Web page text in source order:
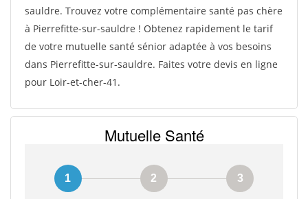
sauldre. Trouvez votre complémentaire santé pas chère
à Pierrefitte-sur-sauldre ! Obtenez rapidement le tarif
de votre mutuelle santé sénior adaptée à vos besoins
dans Pierrefitte-sur-sauldre. Faites votre devis en ligne
pour Loir-et-cher-41.